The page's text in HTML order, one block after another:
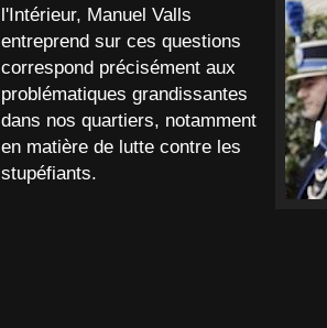
l'Intérieur, Manuel Valls
entreprend sur ces questions
correspond précisément aux
problématiques grandissantes
dans nos quartiers, notamment
en matière de lutte contre les
stupéfiants.